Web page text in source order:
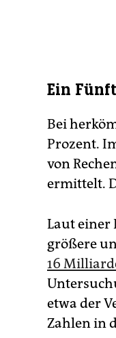
Ein
Bei
Prozent.
von
ermittelt.
Laut einer
größere
16
etwa der
Zahlen in